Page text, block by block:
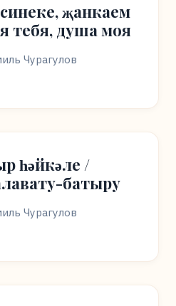
җанкаем
тебя, душа моя
Чурагулов
һәйкәле /
батыру
Чурагулов